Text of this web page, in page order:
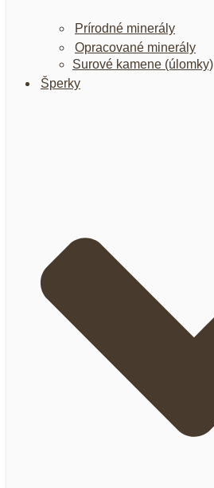
Prírodné minerály
Opracované minerály
Surové kamene (úlomky)
Šperky